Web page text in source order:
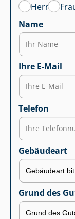
Herr
Name
Ihre E-Mail
Telefon
Gebäudeart
Grund des